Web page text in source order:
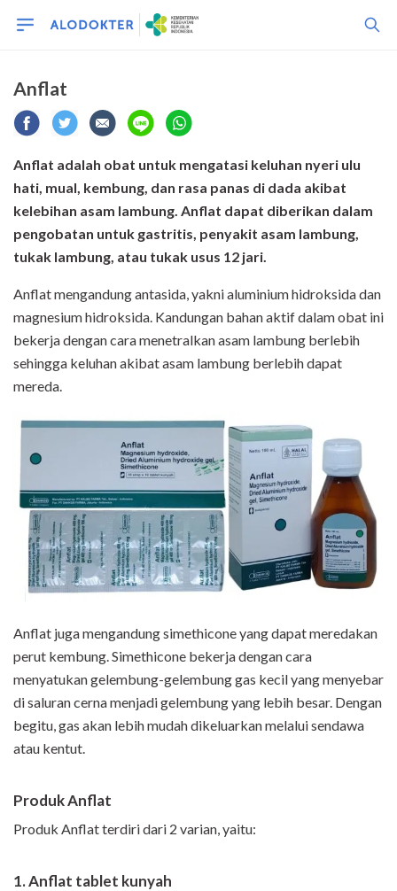
Anflat
Anflat adalah obat untuk mengatasi keluhan nyeri ulu
hati, mual, kembung, dan rasa panas di dada akibat
kelebihan asam lambung. Anflat dapat diberikan dalam
pengobatan untuk gastritis, penyakit asam lambung,
tukak lambung, atau tukak usus 12 jari.
Anflat mengandung antasida, yakni aluminium hidroksida dan
magnesium hidroksida. Kandungan bahan aktif dalam obat ini
bekerja dengan cara menetralkan asam lambung berlebih
sehingga keluhan akibat asam lambung berlebih dapat
mereda.
Anflat juga mengandung simethicone yang dapat meredakan
perut kembung. Simethicone bekerja dengan cara
menyatukan gelembung-gelembung gas kecil yang menyebar
di saluran cerna menjadi gelembung yang lebih besar. Dengan
begitu, gas akan lebih mudah dikeluarkan melalui sendawa
atau kentut.
Produk Anflat
Produk Anflat terdiri dari 2 varian, yaitu:
1. Anflat tablet kunyah